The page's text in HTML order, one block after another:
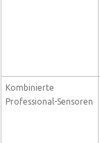
Kombinierte
Professional-Sensoren